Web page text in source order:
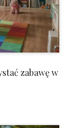
zabawę w